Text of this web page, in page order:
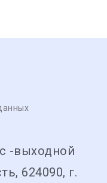
-выходной
624090, г.